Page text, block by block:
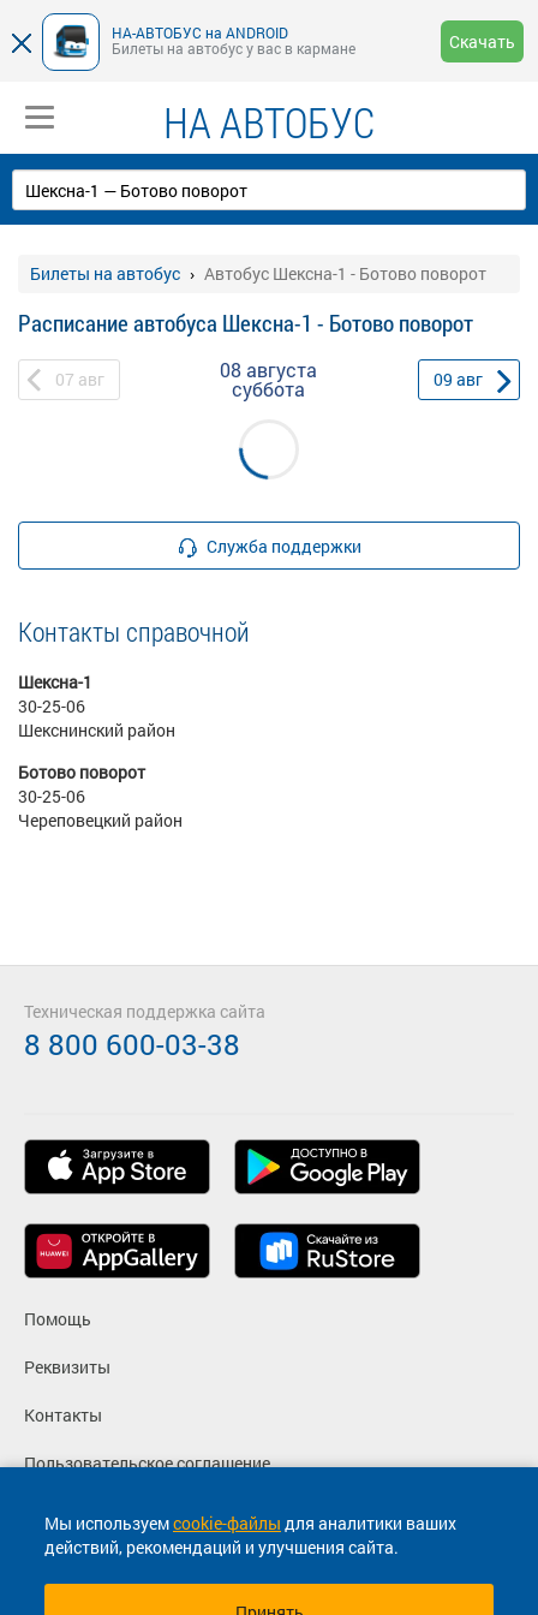
НА-АВТОБУС на ANDROID
Билеты на автобус у вас в кармане
Скачать
НА АВТОБУС
Билеты на автобус Автобус Шексна-1 - Ботово поворот
Расписание автобуса Шексна-1 - Ботово поворот
07 авг 08 августа
суббота 09 авг
Служба поддержки
Контакты справочной
Шексна-1
30-25-06
Шекснинский район
Ботово поворот
30-25-06
Череповецкий район
Мы используемcookie-файлы для аналитики ваших
действий, рекомендаций и улучшения сайта.
Помощь
Реквизиты
Контакты
Пользовательское соглашение
Политика конфиденциальности
Согласие на маркетинговые сообщения
Техническая поддержка сайта
8 800 600-03-38